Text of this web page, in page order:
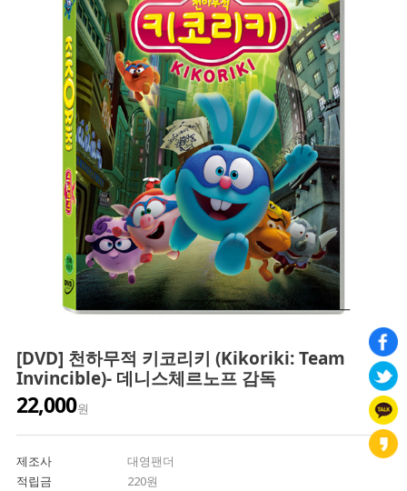
[DVD] 천하무적 키코리키 (Kikoriki: Team
Invincible)- 데니스체르노프 감독
22,000원
제조사
대영팬더
적립금
220원